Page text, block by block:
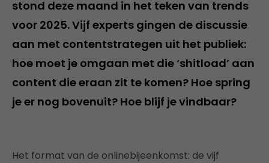
stond deze maand in het teken van trends
voor 2025. Vijf experts gingen de discussie
aan met contentstrategen uit het publiek:
hoe moet je omgaan met die ‘shitload’ aan
content die eraan zit te komen? Hoe spring
je er nog bovenuit? Hoe blijf je vindbaar?
Het format van de onlinebijeenkomst: de vijf